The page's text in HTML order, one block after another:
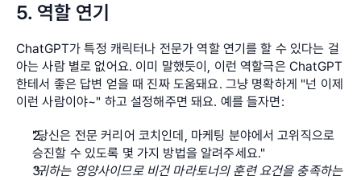
5. 역할 연기
ChatGPT가 특정 캐릭터나 전문가 역할 연기를 할 수 있다는 걸
아는 사람 별로 없어요. 이미 말했듯이, 이런 역할극은 ChatGPT
한테서 좋은 답변 얻을 때 진짜 도움돼요. 그냥 명확하게 "넌 이제
이런 사람이야~" 하고 설정해주면 돼요. 예를 들자면:
"당신은 전문 커리어 코치인데, 마케팅 분야에서 고위직으로
승진할 수 있도록 몇 가지 방법을 알려주세요."
"귀하는 영양사이므로 비건 마라토너의 훈련 요건을 충족하는